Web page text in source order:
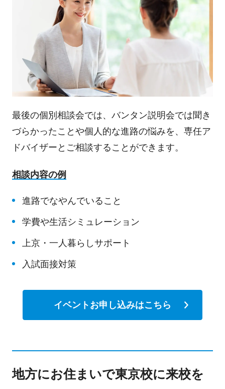
最後の個別相談会では、バンタン説明会では聞き
づらかったことや個人的な進路の悩みを、専任ア
ドバイザーとご相談することができます。
相談内容の例
進路でなやんでいること
学費や生活シミュレーション
上京・一人暮らしサポート
入試面接対策
イベントお申し込みはこちら
地方にお住まいで東京校に来校を